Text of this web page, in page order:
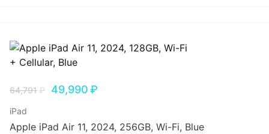
64,791₽ 49,990₽
iPad
Apple iPad Air 11, 2024, 256GB, Wi-Fi, Blue